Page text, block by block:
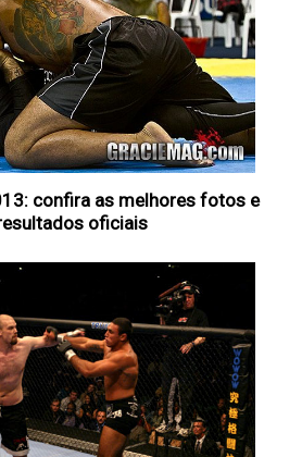
confira as melhores fotos e
oficiais